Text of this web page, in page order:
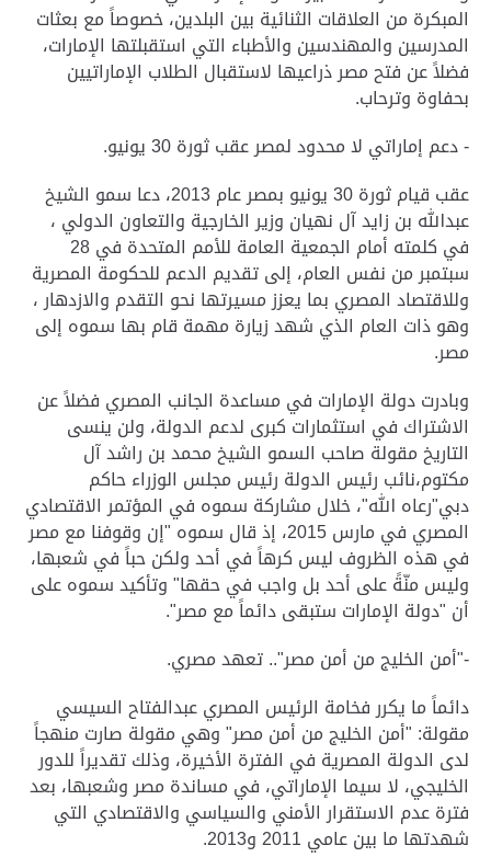
المبكرة من العلاقات الثنائية بين البلدين، خصوصاً مع بعثات
المدرسين والمهندسين والأطباء التي استقبلتها الإمارات،
فضلاً عن فتح مصر ذراعيها لاستقبال الطلاب الإماراتيين
بحفاوة وترحاب.
- دعم إماراتي لا محدود لمصر عقب ثورة 30 يونيو.
عقب قيام ثورة 30 يونيو بمصر عام 2013، دعا سمو الشيخ
عبدالله بن زايد آل نهيان وزير الخارجية والتعاون الدولي ،
في كلمته أمام الجمعية العامة للأمم المتحدة في 28
سبتمبر من نفس العام، إلى تقديم الدعم للحكومة المصرية
وللاقتصاد المصري بما يعزز مسيرتها نحو التقدم والازدهار ،
وهو ذات العام الذي شهد زيارة مهمة قام بها سموه إلى
مصر.
وبادرت دولة الإمارات في مساعدة الجانب المصري فضلاً عن
الاشتراك في استثمارات كبرى لدعم الدولة، ولن ينسى
التاريخ مقولة صاحب السمو الشيخ محمد بن راشد آل
مكتوم،نائب رئيس الدولة رئيس مجلس الوزراء حاكم
دبي"رعاه الله"، خلال مشاركة سموه في المؤتمر الاقتصادي
المصري في مارس 2015، إذ قال سموه "إن وقوفنا مع مصر
في هذه الظروف ليس كرهاً في أحد ولكن حباً في شعبها،
وليس منّةً على أحد بل واجب في حقها" وتأكيد سموه على
أن "دولة الإمارات ستبقى دائماً مع مصر".
-"أمن الخليج من أمن مصر".. تعهد مصري.
دائماً ما يكرر فخامة الرئيس المصري عبدالفتاح السيسي
مقولة: "أمن الخليج من أمن مصر" وهي مقولة صارت منهجاً
لدى الدولة المصرية في الفترة الأخيرة، وذلك تقديراً للدور
الخليجي، لا سيما الإماراتي، في مساندة مصر وشعبها، بعد
فترة عدم الاستقرار الأمني والسياسي والاقتصادي التي
شهدتها ما بين عامي 2011 و2013.